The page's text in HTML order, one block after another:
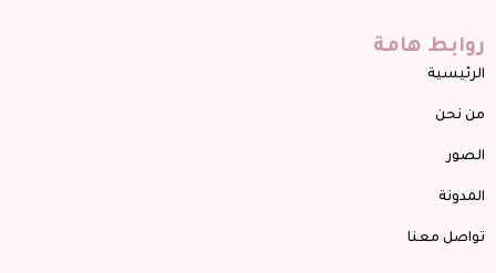
روابط هامة
الرئيسية
من نحن
الصور
المدونة
تواصل معنا